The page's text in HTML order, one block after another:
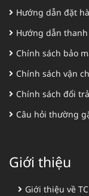
Hướng dẫn đặt
Hướng dẫn
Chính sách bảo
Chính sách vận
Chính sách đổi trả
Câu hỏi thường
Giới thiệu
Giới thiệu về